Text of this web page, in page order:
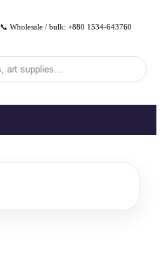
📞 Wholesale / bulk: +880 1534-643760